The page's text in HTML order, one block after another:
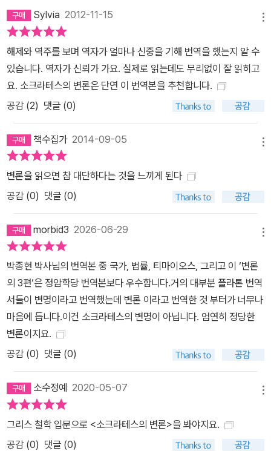
Sylvia 2012-11-15
해제와 역주를 보며 역자가 얼마나 신중을 기해 번역을 했는지 알 수
있습니다. 역자가 신뢰가 가요. 실제로 읽는데도 무리없이 잘 읽히고
요. 소크라테스의 변론은 단연 이 번역본을 추천합니다.
공감 (2) 댓글 (0)
책수집가2014-09-05
변론을 읽으면 참 대단하다는 것을 느끼게 된다
공감 (0) 댓글 (0)
morbid3 2026-06-29
박종현 박사님의 번역본 중 국가, 법률, 티마이오스, 그리고 이 ‘변론
외 3편‘은 정암학당 번역본보다 우수합니다.거의 대부분 플라톤 번역
서들이 변명이라고 번역했는데 변론 이라고 번역한 것 부터가 너무나
마음에 듭니다.이건 소크라테스의 변명이 아닙니다. 엄연히 정당한
변론이지요.
공감 (0) 댓글 (0)
소수정예 2020-05-07
그리스 철학 입문으로 <소크라테스의 변론>을 봐야지요.
공감 (0) 댓글 (0)